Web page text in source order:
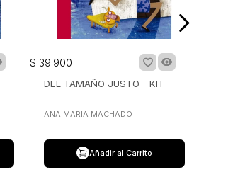
$ 39.900
DEL TAMAÑO JUSTO - KIT
ANA MARIA MACHADO
Añadir al Carrito